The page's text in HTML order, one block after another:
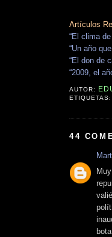
Artículos
“El clima
“Un año
“El don de
“2009, el
AUTOR:
44